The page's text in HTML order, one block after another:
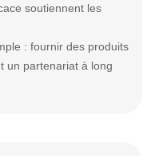
soutiennent les
: fournir des produits
un partenariat à long